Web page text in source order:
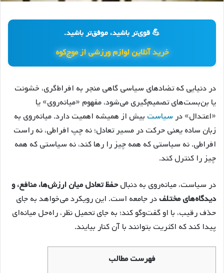
💪 قوی‌تر باشید، موفق‌تر باشید.
خرید آنلاین لوازم ورزشی از موج‌کوه
در دنیایی که تضادهای سیاسی گاهی منجر به افراط‌گری، خشونت
یا بن‌بست‌های تصمیم‌گیری می‌شود، مفهوم «میانه‌روی» یا
«اعتدال» درسیاست بیش از همیشه اهمیت دارد. میانه‌روی به
زبان ساده یعنی حرکت در مسیر تعادل؛ نه چپ افراطی، نه راست
افراطی. نه سیاستی که همه چیز را رها کند، نه سیاستی که همه
چیز را کنترل کند.
در سیاست، میانه‌روی به دنبالحفظ تعادل میان ارزش‌ها، منافع، و
دیدگاه‌های مختلفدر جامعه است. این رویکرد می‌خواهد به جای
حذف رقیب، با او گفت‌وگو کند؛ به جای تحمیل نظر، راه‌حل میانه‌ای
پیدا کند که اکثریت بتوانند با آن کنار بیایند.
فهرست مطالب